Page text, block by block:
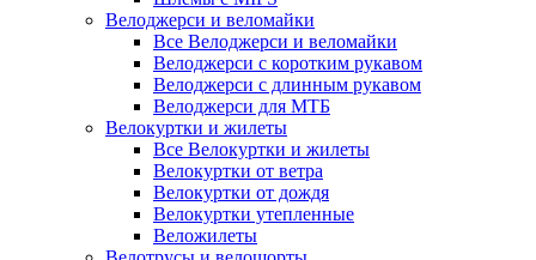
Велоджерси и веломайки
Все Велоджерси и веломайки
Велоджерси с коротким рукавом
Велоджерси с длинным рукавом
Велоджерси для МТБ
Велокуртки и жилеты
Все Велокуртки и жилеты
Велокуртки от ветра
Велокуртки от дождя
Велокуртки утепленные
Веложилеты